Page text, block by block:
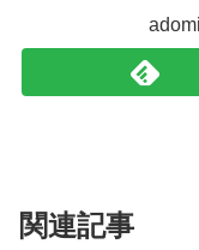
関連記事